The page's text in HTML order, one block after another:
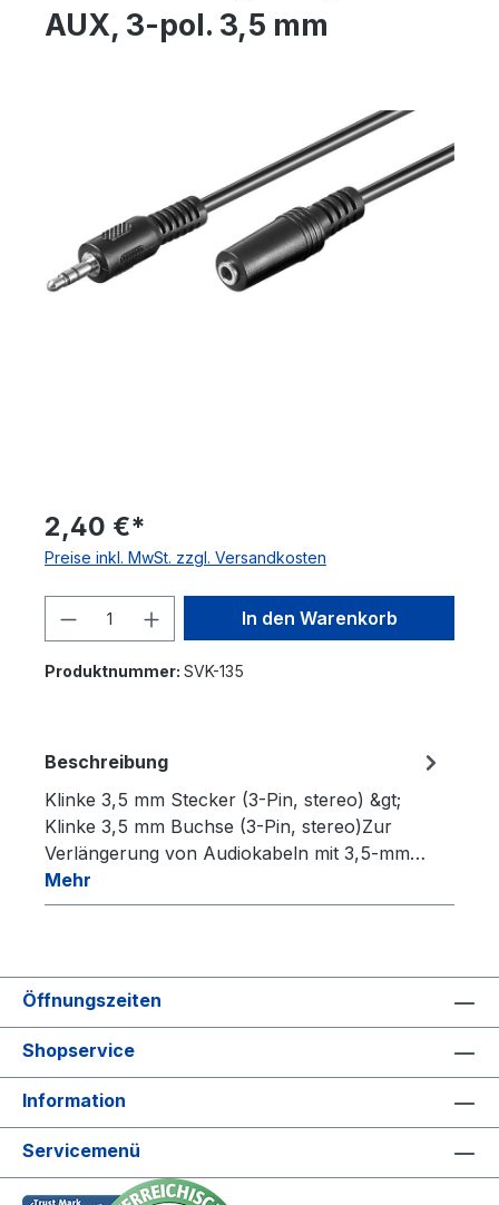
AUX, 3-pol. 3,5 mm
2,40 €*
Preise inkl. MwSt. zzgl. Versandkosten
Produkt Anzahl: Gib den
In den Warenkorb
Produktnummer: SVK-135
Beschreibung
Klinke 3,5 mm Stecker (3-Pin, stereo) &gt;
Klinke 3,5 mm Buchse (3-Pin, stereo)Zur
Verlängerung von Audiokabeln mit 3,5-mm…
Mehr
Öffnungszeiten
Shopservice
Information
Servicemenü